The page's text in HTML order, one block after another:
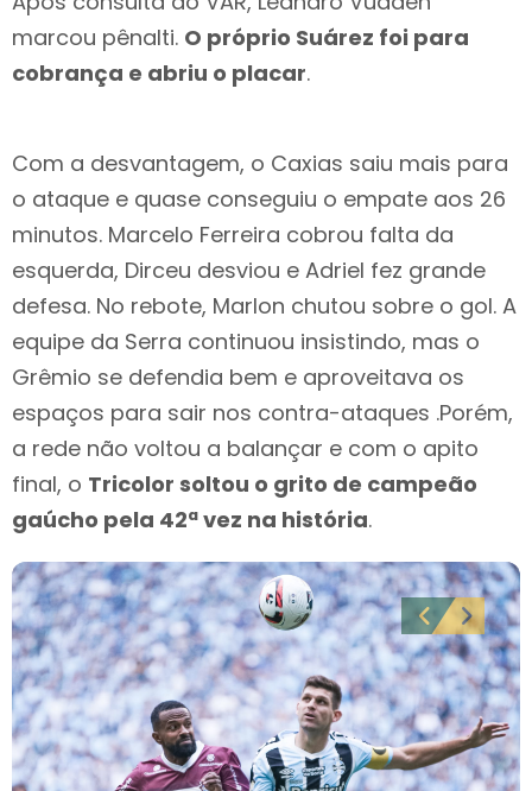
marcou pênalti. O próprio Suárez foi para
cobrança e abriu o placar.
Com a desvantagem, o Caxias saiu mais para
o ataque e quase conseguiu o empate aos 26
minutos. Marcelo Ferreira cobrou falta da
esquerda, Dirceu desviou e Adriel fez grande
defesa. No rebote, Marlon chutou sobre o gol. A
equipe da Serra continuou insistindo, mas o
Grêmio se defendia bem e aproveitava os
espaços para sair nos contra-ataques .Porém,
a rede não voltou a balançar e com o apito
final, o Tricolor soltou o grito de campeão
gaúcho pela 42ª vez na história.